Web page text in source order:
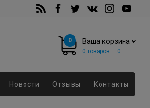
0 Ваша корзина
0 товаров — 0
Новости Отзывы Контакты